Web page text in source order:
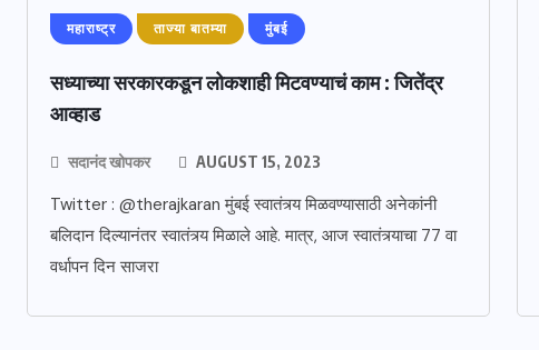
महाराष्ट्र ताज्या बातम्या मुंबई
सध्याच्या सरकारकडून लोकशाही मिटवण्याचं काम : जितेंद्र
आव्हाड
सदानंद खोपकर AUGUST 15, 2023
Twitter : @therajkaran मुंबई स्वातंत्र्य मिळवण्यासाठी अनेकांनी
बलिदान दिल्यानंतर स्वातंत्र्य मिळाले आहे. मात्र, आज स्वातंत्र्याचा 77 वा
वर्धापन दिन साजरा